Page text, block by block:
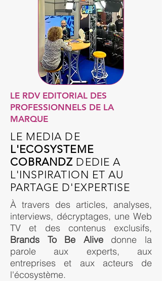
LE RDV EDITORIAL DES
PROFESSIONNELS DE LA
MARQUE
LE MEDIA DE
L'ECOSYSTEME
COBRANDZ DEDIE A
L'INSPIRATION ET AU
PARTAGE D'EXPERTISE
À travers des articles, analyses,
interviews, décryptages, une Web
TV et des contenus exclusifs,
Brands To Be Alivedonne la
parole aux experts, aux
entreprises et aux acteurs de
l'écosystème.